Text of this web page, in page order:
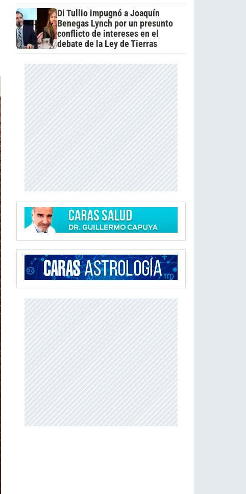
Di Tullio impugnó a Joaquín
Benegas Lynch por un presunto
conflicto de intereses en el
debate de la Ley de Tierras